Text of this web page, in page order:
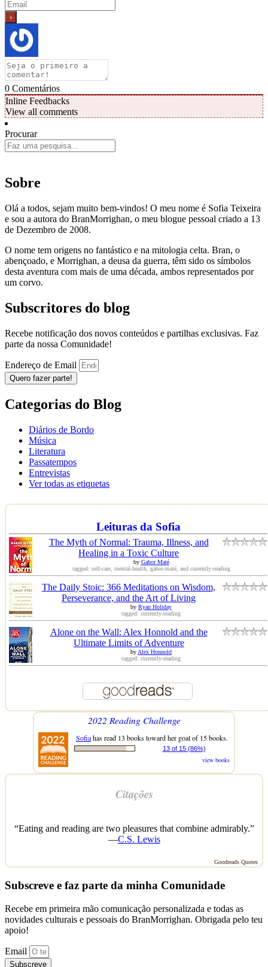
0 Comentários
Inline Feedbacks
View all comments
Procurar
Sobre
Olá a todos, sejam muito bem-vindos! O meu nome é Sofia Teixeira
e sou a autora do BranMorrighan, o meu blogue pessoal criado a 13
de Dezembro de 2008.
O nome tem origens no fantástico e na mitologia celta. Bran, o
abençoado, e Morrighan, a deusa da guerra, têm sido os símbolos
desta aventura com mais de uma década, ambos representados por
um corvo.
Subscritores do blog
Recebe notificação dos novos conteúdos e partilhas exclusivas. Faz
parte da nossa Comunidade!
Endereço de Email
Quero fazer parte!
Categorias do Blog
Diários de Bordo
Música
Literatura
Passatempos
Entrevistas
Ver todas as etiquetas
Leituras da Sofia
The Myth of Normal: Trauma, Illness, and
Healing in a Toxic Culture
by Gabor Maté
tagged: self-care, mental-health, gabor-maté, and currently-reading
The Daily Stoic: 366 Meditations on Wisdom,
Perseverance, and the Art of Living
by Ryan Holiday
tagged: currently-reading
Alone on the Wall: Alex Honnold and the
Ultimate Limits of Adventure
by Alex Honnold
tagged: currently-reading
2022 Reading Challenge
Sofiahas read 13 books toward her goal of 15 books.
13 of 15 (86%)
view books
Citações
“Eating and reading are two pleasures that combine admirably.”
—C.S. Lewis
Goodreads Quotes
Subscreve e faz parte da minha Comunidade
Recebe em primeira mão comunicação personalizada e todas as
novidades culturais e pessoais do BranMorrighan. Obrigada pelo teu
apoio!
Email
Subscreve